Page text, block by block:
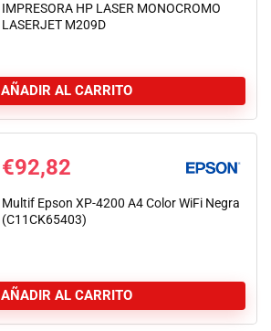
IMPRESORA HP LASER MONOCROMO
LASERJET M209D
AÑADIR AL CARRITO
€92,82
Multif Epson XP-4200 A4 Color WiFi Negra
(C11CK65403)
AÑADIR AL CARRITO